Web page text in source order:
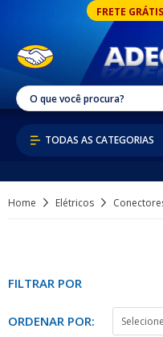
FRETE
Home Elétricos
FILTRAR POR
ORDENAR POR: